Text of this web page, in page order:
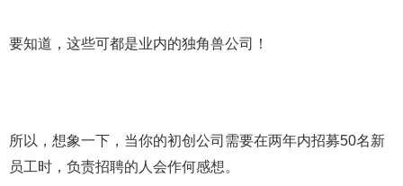
要知道，这些可都是业内的独角兽公司！
所以，想象一下，当你的初创公司需要在两年内招募50名新
员工时，负责招聘的人会作何感想。